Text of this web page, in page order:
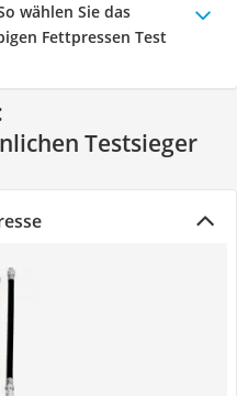
wählen Sie das
Fettpressen Test
Testsieger